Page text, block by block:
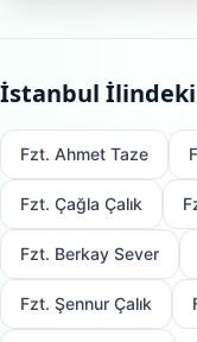
İstanbul
Fzt. Ahmet Taze
Fzt. Çağla Çalık
Fzt. Berkay Sever
Fzt. Şennur Çalık